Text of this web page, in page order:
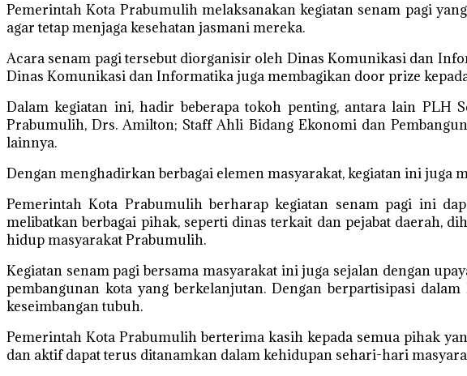
Pemerintah Kota Prabumulih melaksanakan kegiatan senam pagi
agar tetap menjaga kesehatan jasmani mereka.
Acara senam pagi tersebut diorganisir oleh Dinas Komunikasi dan
Dinas Komunikasi dan Informatika juga membagikan door prize
Dalam kegiatan ini, hadir beberapa tokoh penting, antara lain PLH
Prabumulih, Drs. Amilton; Staff Ahli Bidang Ekonomi dan
lainnya.
Dengan menghadirkan berbagai elemen masyarakat, kegiatan ini
Pemerintah Kota Prabumulih berharap kegiatan senam pagi ini
melibatkan berbagai pihak, seperti dinas terkait dan pejabat daerah,
hidup masyarakat Prabumulih.
Kegiatan senam pagi bersama masyarakat ini juga sejalan dengan
pembangunan kota yang berkelanjutan. Dengan berpartisipasi
keseimbangan tubuh.
Pemerintah Kota Prabumulih berterima kasih kepada semua pihak
dan aktif dapat terus ditanamkan dalam kehidupan sehari-hari